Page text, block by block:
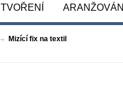
TVOŘENÍ ARANŽOVÁNÍ
Mizící fix na textil